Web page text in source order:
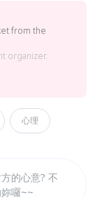
from the
organizer.
心理
的心意? 不
囉~~